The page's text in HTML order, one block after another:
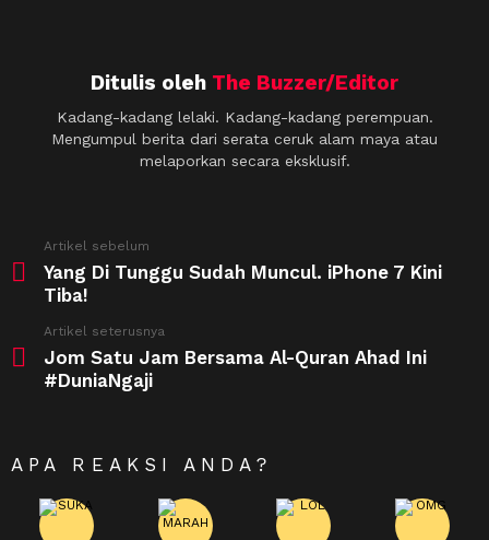
Ditulis oleh The Buzzer/Editor
Kadang-kadang lelaki. Kadang-kadang perempuan.
Mengumpul berita dari serata ceruk alam maya atau
melaporkan secara eksklusif.
more
Artikel sebelum
Yang Di Tunggu Sudah Muncul. iPhone 7 Kini
Tiba!
Artikel seterusnya
Jom Satu Jam Bersama Al-Quran Ahad Ini
#DuniaNgaji
APA REAKSI ANDA?